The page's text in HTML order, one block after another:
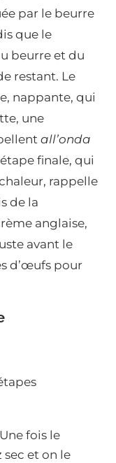
par le beurre
que le
beurre et du
restant. Le
nappante, qui
une
all’onda
finale, qui
rappelle
de la
anglaise,
avant le
d’œufs pour
Une fois le
et on le